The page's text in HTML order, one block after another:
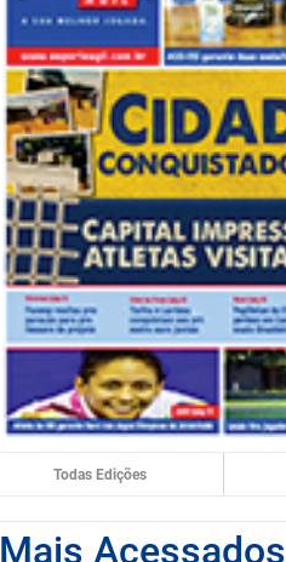
Todas Edições
Mais Acessados